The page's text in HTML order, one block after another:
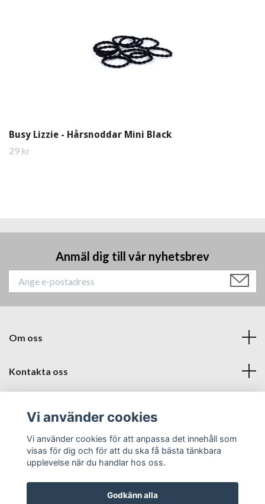
Busy Lizzie - Hårsnoddar Mini Black
29 kr
Anmäl dig till vår nyhetsbrev
Om oss
Kontakta oss
Sociala medier
Vi använder cookies
Vi använder cookies för att anpassa det innehåll som
visas för dig och för att du ska få bästa tänkbara
upplevelse när du handlar hos oss.
Godkänn alla